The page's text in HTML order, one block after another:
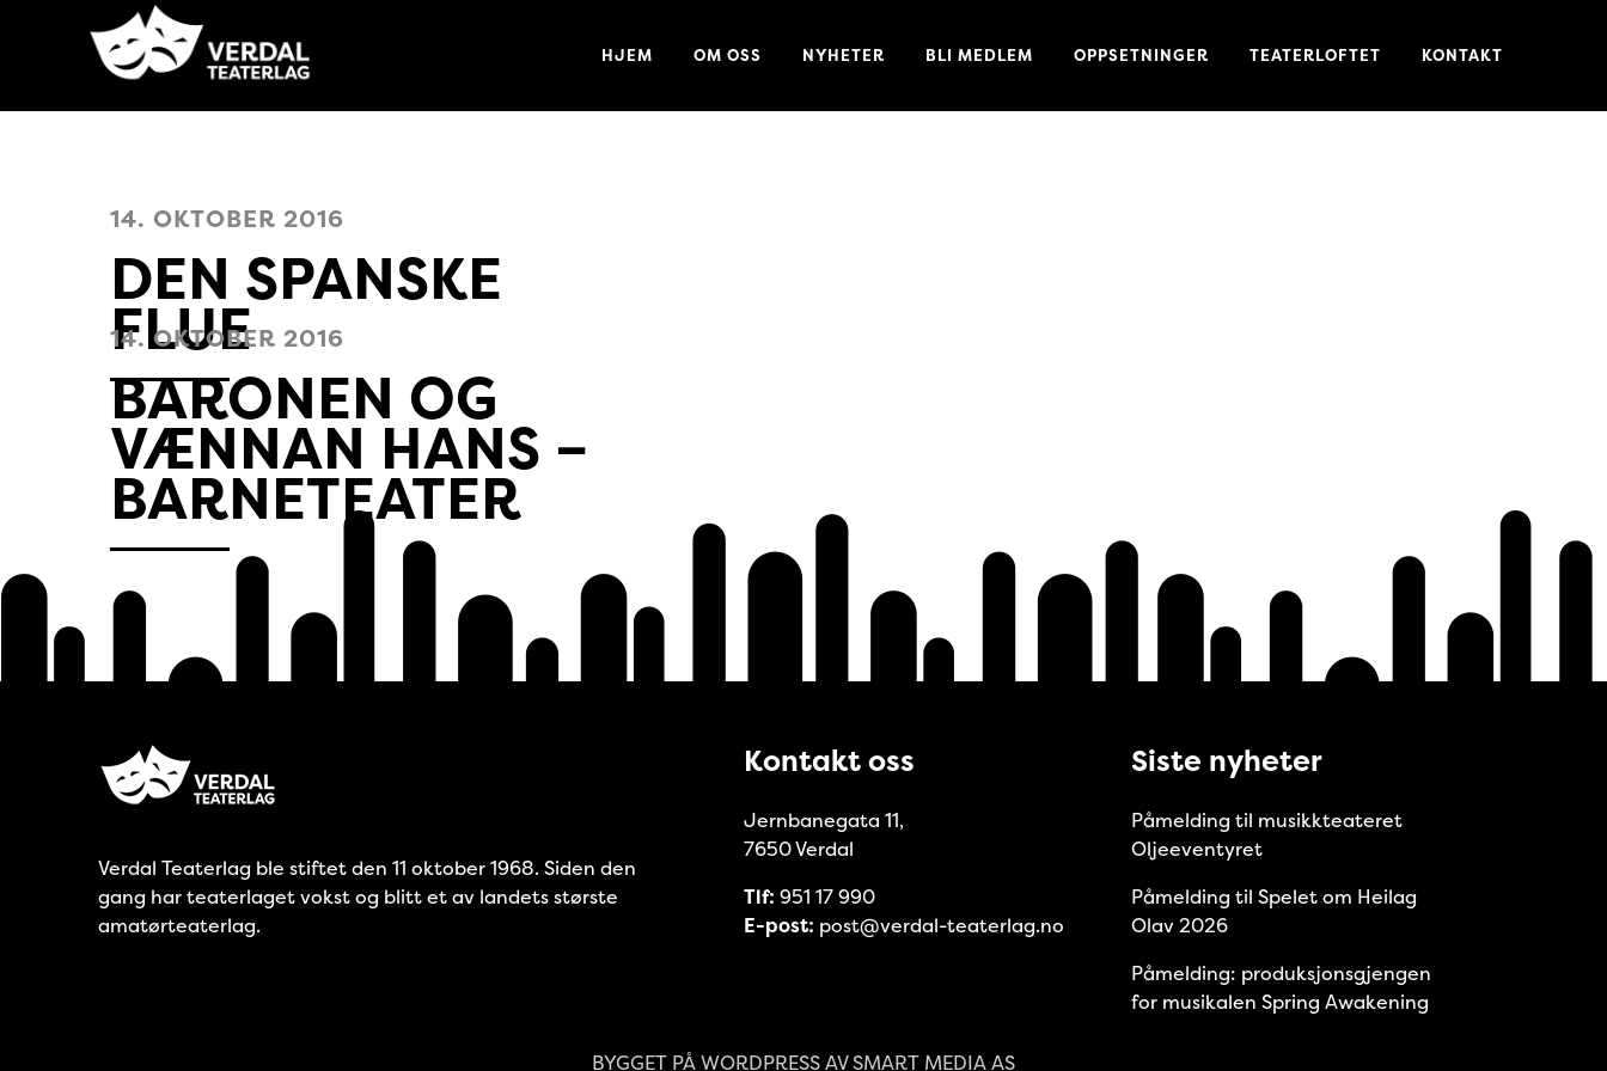
HJEM OM OSS NYHETER BLI MEDLEM OPPSETNINGER TEATERLOFTET KONTAKT
14. OKTOBER 2016
DEN SPANSKE
FLUE
14. OKTOBER 2016
BARONEN OG
VÆNNAN HANS –
BARNETEATER
Verdal Teaterlag ble stiftet den 11 oktober 1968. Siden den
gang har teaterlaget vokst og blitt et av landets største
amatørteaterlag.
Kontakt oss
Jernbanegata 11,
7650 Verdal
Tlf: 951 17 990
E-post: post@verdal-teaterlag.no
Siste nyheter
Påmelding til musikkteateret
Oljeeventyret
Påmelding til Spelet om Heilag
Olav 2026
Påmelding: produksjonsgjengen
for musikalen Spring Awakening
BYGGET PÅWORDPRESSAVSMART MEDIA AS